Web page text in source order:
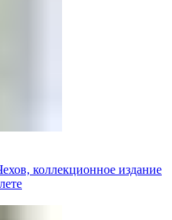
коллекционное издание